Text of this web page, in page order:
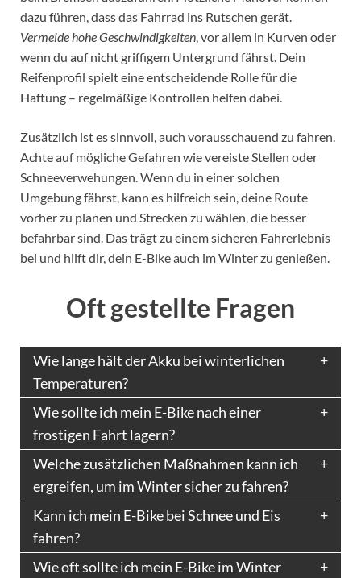
dazu führen, dass das Fahrrad ins Rutschen gerät.
Vermeide hohe Geschwindigkeiten , vor allem in Kurven oder
wenn du auf nicht griffigem Untergrund fährst. Dein
Reifenprofil spielt eine entscheidende Rolle für die
Haftung – regelmäßige Kontrollen helfen dabei.
Zusätzlich ist es sinnvoll, auch vorausschauend zu fahren.
Achte auf mögliche Gefahren wie vereiste Stellen oder
Schneeverwehungen. Wenn du in einer solchen
Umgebung fährst, kann es hilfreich sein, deine Route
vorher zu planen und Strecken zu wählen, die besser
befahrbar sind. Das trägt zu einem sicheren Fahrerlebnis
bei und hilft dir, dein E-Bike auch im Winter zu genießen.
Oft gestellte Fragen
Wie lange hält der Akku bei winterlichen
Temperaturen?
Wie sollte ich mein E-Bike nach einer
frostigen Fahrt lagern?
Welche zusätzlichen Maßnahmen kann ich
ergreifen, um im Winter sicher zu fahren?
Kann ich mein E-Bike bei Schnee und Eis
fahren?
Wie oft sollte ich mein E-Bike im Winter